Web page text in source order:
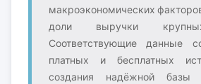
макроэкономических
доли выручки
Соответствующие данные
платных и бесплатных
создания надёжной базы